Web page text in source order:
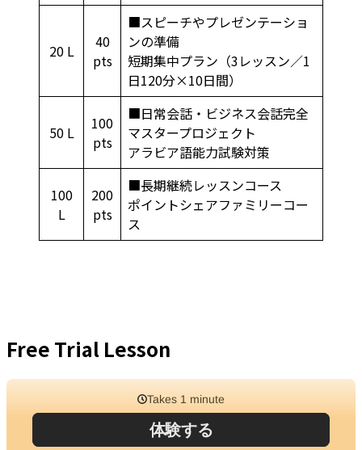
20 L
40
pts
■スピーチやプレゼンテーショ
ンの準備
短期集中プラン（3レッスン／1
日120分×10日間）
50 L
100
pts
■日常会話・ビジネス会話完全
マスタープロジェクト
アラビア語能力試験対策
100
L
200
pts
■長期継続レッスンコース
ポイントシェアファミリーコー
ス
Free Trial Lesson